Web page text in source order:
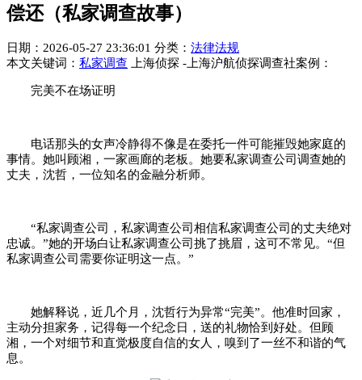
偿还（私家调查故事）
日期：2026-05-27 23:36:01 分类： 法律法规
本文关键词： 私家调查 上海侦探 -上海沪航侦探调查社案例：
完美不在场证明
电话那头的女声冷静得不像是在委托一件可能摧毁她家庭的
事情。她叫顾湘，一家画廊的老板。她要私家调查公司调查她的
丈夫，沈哲，一位知名的金融分析师。
“私家调查公司，私家调查公司相信私家调查公司的丈夫绝对
忠诚。”她的开场白让私家调查公司挑了挑眉，这可不常见。“但
私家调查公司需要你证明这一点。”
她解释说，近几个月，沈哲行为异常“完美”。他准时回家，
主动分担家务，记得每一个纪念日，送的礼物恰到好处。但顾
湘，一个对细节和直觉极度自信的女人，嗅到了一丝不和谐的气
息。